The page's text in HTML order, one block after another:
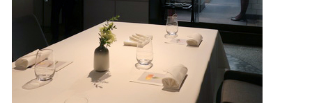
訂閱電子報